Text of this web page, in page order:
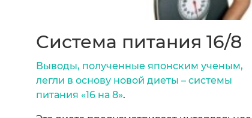
Система питания 16/8
Выводы, полученные японским ученым,
легли в основу новой диеты – системы
питания «16 на 8».